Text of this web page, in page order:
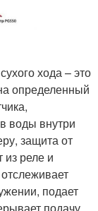
хода – это
определенный
воды внутри
защита от
из реле и
подает